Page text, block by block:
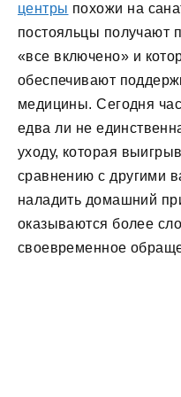
центры похожи на
постояльцы получают
«все включено» и
обеспечивают
медицины. Сегодня
едва ли не
уходу, которая
сравнению с другими
наладить домашний
оказываются более
своевременное